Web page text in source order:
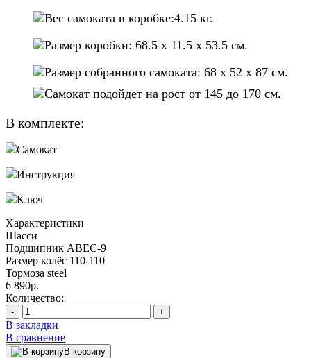
Вес самоката в коробке:4.15 кг.
Размер коробки: 68.5 х 11.5 х 53.5 см.
Размер собранного самоката: 68 х 52 х 87 см.
Cамокат подойдет на рост от 145 до 170 см.
В комплекте:
Самокат
Инструкция
Ключ
Характеристики
Шасси
Подшипник ABEC-9
Размер колёс 110-110
Тормоза steel
6 890р.
Количество:
- +
В закладки
В сравнение
В корзину